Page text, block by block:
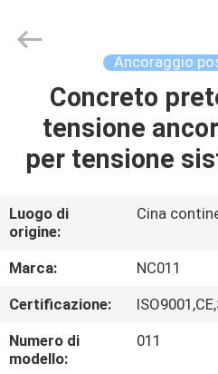
CASA.
PRODOTTI
VIDEO
SU
DI
NOI
Foundry
CO.,LTD.
Ancoraggio
Concreto
tensione
per tensione
Luogo di
origine:
Cina
Marca:
NC011
Certificazione:
Numero di
modello:
011